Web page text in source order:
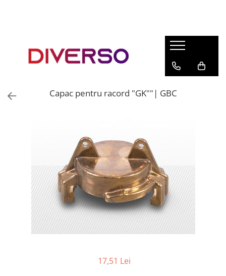
ASA
MULTIMATERIAL
Capac pentru racord "GK""| GBC
17,51 Lei